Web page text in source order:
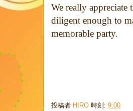
We really appreciate
diligent enough to
memorable party.
投稿者 HIRO 時刻: 9:00